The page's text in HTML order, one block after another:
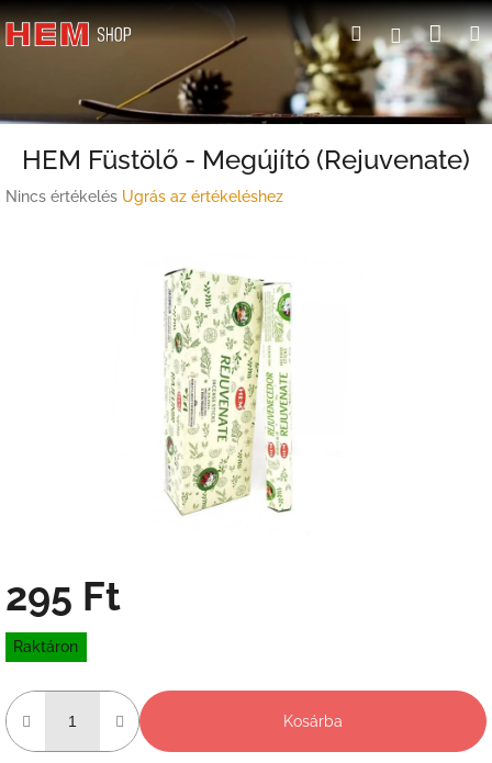
Ugrás
a
Keresés
HEM Füstölő - Megújító (Rejuvenate)
A
Nincs értékelés Ugrás az értékeléshez
295 Ft
Egységár:
Raktáron
Kosárba